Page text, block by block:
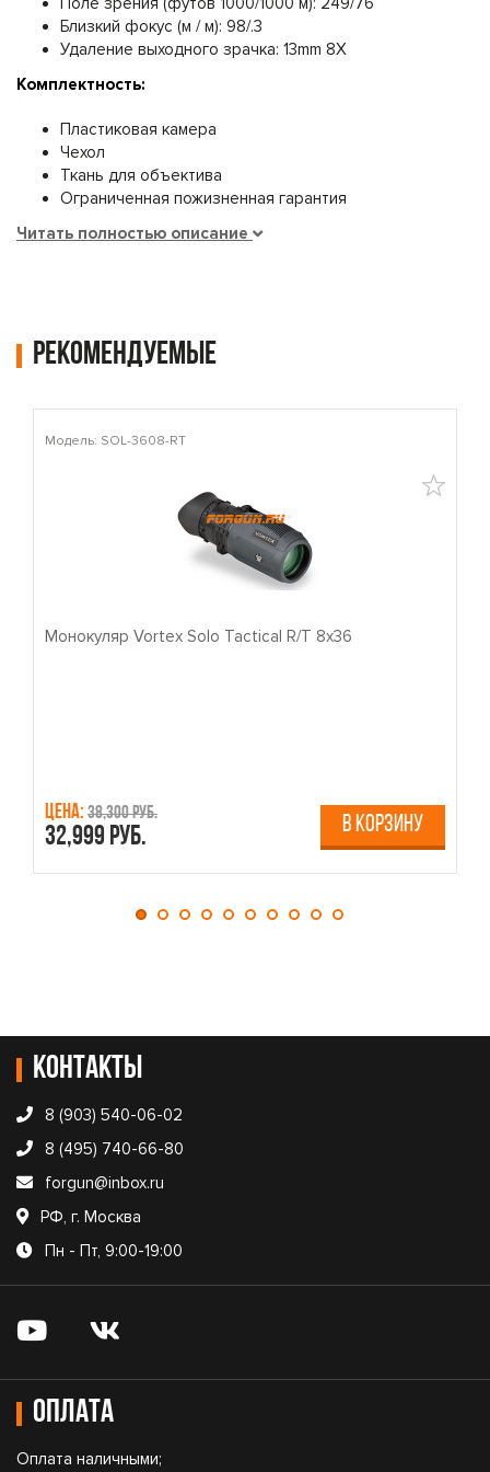
Близкий фокус (м / м): 98/.3
Удаление выходного зрачка: 13mm 8X
Комплектность:
Пластиковая камера
Чехол
Ткань для объектива
Ограниченная пожизненная гарантия
Читать полностью описание
Рекомендуемые
Модель: SOL-3608-RT
Монокуляр Vortex Solo Tactical R/T 8x36
Цена: 38,300 руб.
32,999 руб. В КОРЗИНУ
Контакты
8 (903) 540-06-02
8 (495) 740-66-80
forgun@inbox.ru
РФ, г. Москва
Пн - Пт, 9:00-19:00
Оплата
Оплата наличными;